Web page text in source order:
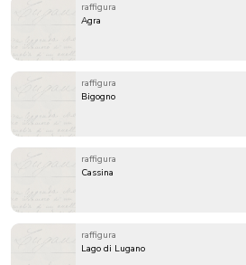
raffigura
Agra
raffigura
Bigogno
raffigura
Cassina
raffigura
Lago di Lugano